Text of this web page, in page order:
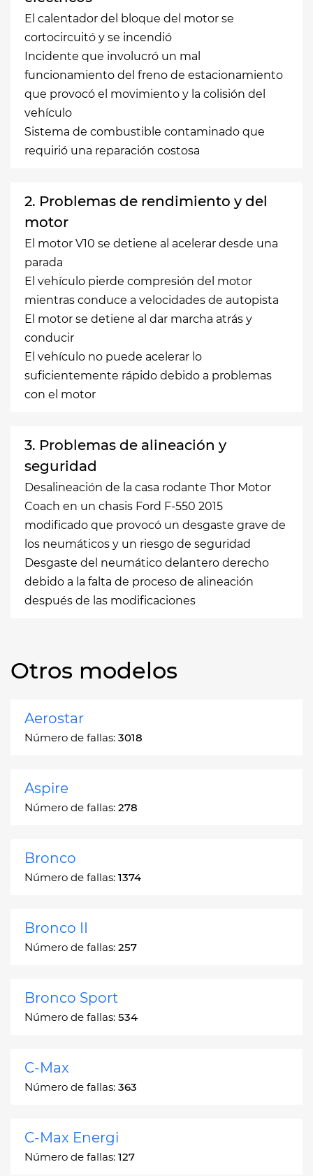
El calentador del bloque del motor se
cortocircuitó y se incendió
Incidente que involucró un mal
funcionamiento del freno de estacionamiento
que provocó el movimiento y la colisión del
vehículo
Sistema de combustible contaminado que
requirió una reparación costosa
2. Problemas de rendimiento y del
motor
El motor V10 se detiene al acelerar desde una
parada
El vehículo pierde compresión del motor
mientras conduce a velocidades de autopista
El motor se detiene al dar marcha atrás y
conducir
El vehículo no puede acelerar lo
suficientemente rápido debido a problemas
con el motor
3. Problemas de alineación y
seguridad
Desalineación de la casa rodante Thor Motor
Coach en un chasis Ford F-550 2015
modificado que provocó un desgaste grave de
los neumáticos y un riesgo de seguridad
Desgaste del neumático delantero derecho
debido a la falta de proceso de alineación
después de las modificaciones
Otros modelos
Aerostar
Número de fallas: 3018
Aspire
Número de fallas: 278
Bronco
Número de fallas: 1374
Bronco II
Número de fallas: 257
Bronco Sport
Número de fallas: 534
C-Max
Número de fallas: 363
C-Max Energi
Número de fallas: 127